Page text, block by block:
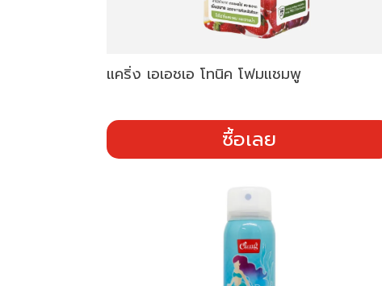
แคริ่ง เอเอชเอ โทนิค โฟมแชมพู
ซื้อเลย